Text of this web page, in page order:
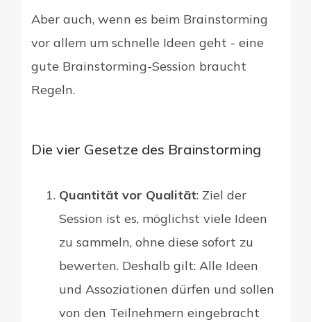
Aber auch, wenn es beim Brainstorming
vor allem um schnelle Ideen geht - eine
gute Brainstorming-Session braucht
Regeln.
Die vier Gesetze des Brainstorming
Quantität vor Qualität: Ziel der
Session ist es, möglichst viele Ideen
zu sammeln, ohne diese sofort zu
bewerten. Deshalb gilt: Alle Ideen
und Assoziationen dürfen und sollen
von den Teilnehmern eingebracht